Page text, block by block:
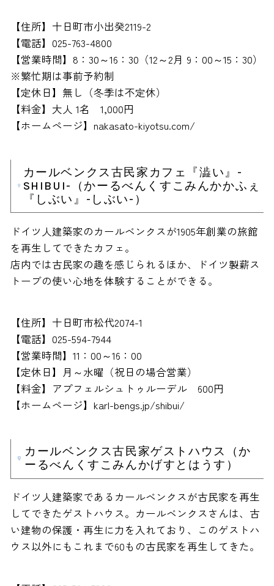
【住所】十日町市小出癸2119-2
【電話】025-763-4800
【営業時間】8：30～16：30（12～2月 9：00～15：30）
※繁忙期は事前予約制
【定休日】無し（冬季は不定休）
【料金】大人 1名 1,000円
【ホームページ】nakasato-kiyotsu.com/
カールベンクス古民家カフェ『澁い』-
SHIBUI-（かーるべんくすこみんかかふぇ
『しぶい』-しぶい-）
ドイツ人建築家のカールベンクスが1905年創業の旅館
を再生してできたカフェ。
店内では古民家の趣を感じられるほか、ドイツ製薪ス
トーブの使い心地を体験することができる。
【住所】十日町市松代2074-1
【電話】025-594-7944
【営業時間】11：00～16：00
【定休日】月～水曜（祝日の場合営業）
【料金】アプフェルシュトゥルーデル 600円
【ホームページ】karl-bengs.jp/shibui/
カールベンクス古民家ゲストハウス（か
ーるべんくすこみんかげすとはうす）
ドイツ人建築家であるカールベンクスが古民家を再生
してできたゲストハウス。カールベンクスさんは、古
い建物の保護・再生に力を入れており、このゲストハ
ウス以外にもこれまで60もの古民家を再生してきた。